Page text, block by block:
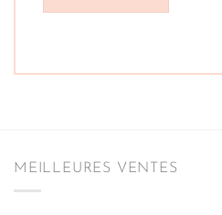
MEILLEURES VENTES